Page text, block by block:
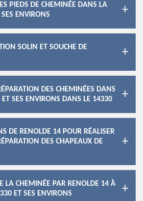
PIEDS DE CHEMINÉE DANS LA
ENVIRONS
SOLIN ET SOUCHE DE
DES CHEMINÉES DANS
ET SES ENVIRONS DANS LE 14330
DE RENOLDE 14 POUR RÉALISER
DES CHAPEAUX DE
LA CHEMINÉE PAR RENOLDE 14 À
ET SES ENVIRONS